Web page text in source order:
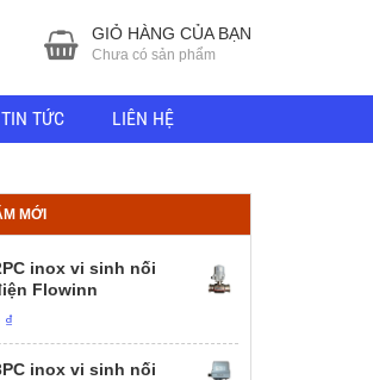
GIỎ HÀNG CỦA BẠN
Chưa có sản phẩm
TIN TỨC LIÊN HỆ
MỚI
inox vi sinh nối
Flowinn
₫
inox vi sinh nối